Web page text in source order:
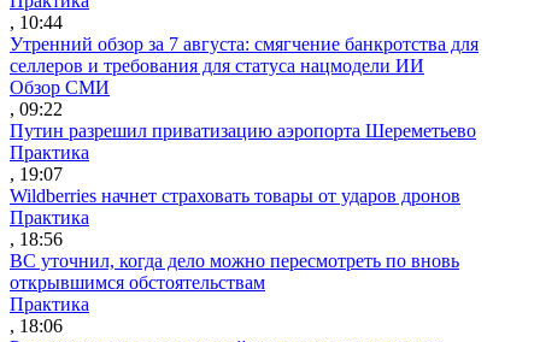
, 10:44
Утренний обзор за 7 августа: смягчение банкротства для
селлеров и требования для статуса нацмодели ИИ
Обзор СМИ
, 09:22
Путин разрешил приватизацию аэропорта Шереметьево
Практика
, 19:07
Wildberries начнет страховать товары от ударов дронов
Практика
, 18:56
ВС уточнил, когда дело можно пересмотреть по вновь
открывшимся обстоятельствам
Практика
, 18:06